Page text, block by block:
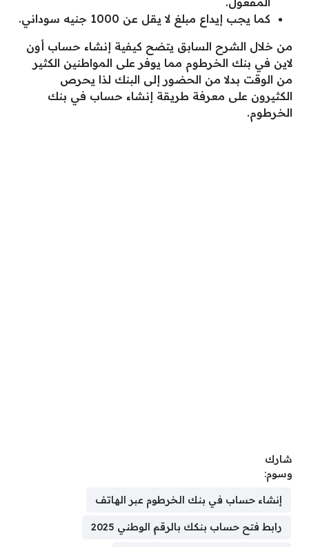
كما يجب إيداع مبلغ لا يقل عن 1000 جنيه سوداني.
من خلال الشرح السابق يتضح كيفية إنشاء حساب أون
لاين في بنك الخرطوم مما يوفر على المواطنين الكثير
من الوقت بدلا من الحضور إلى البنك لذا يحرص
الكثيرون على معرفة طريقة إنشاء حساب في بنك
الخرطوم.
شارك
وسوم:
إنشاء حساب في بنك الخرطوم عبر الهاتف
رابط فتح حساب بنكك بالرقم الوطني 2025